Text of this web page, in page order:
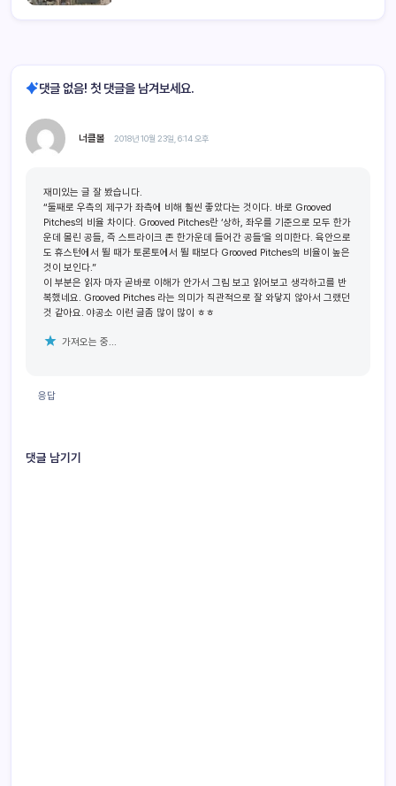
댓글 없음! 첫 댓글을 남겨보세요.
너클볼 2018년 10월 23일, 6:14 오후
재미있는 글 잘 봤습니다.
“둘째로 우측의 제구가 좌측에 비해 훨씬 좋았다는 것이다. 바로 Grooved
Pitches의 비율 차이다. Grooved Pitches란 ‘상하, 좌우를 기준으로 모두 한가
운데 몰린 공들, 즉 스트라이크 존 한가운데 들어간 공들’을 의미한다. 육안으로
도 휴스턴에서 뛸 때가 토론토에서 뛸 때보다 Grooved Pitches의 비율이 높은
것이 보인다.”
이 부분은 읽자 마자 곧바로 이해가 안가서 그림 보고 읽어보고 생각하고를 반
복했네요. Grooved Pitches 라는 의미가 직관적으로 잘 와닿지 않아서 그랬던
것 같아요. 야공소 이런 글좀 많이 많이 ㅎㅎ
가져오는 중...
응답
댓글 남기기